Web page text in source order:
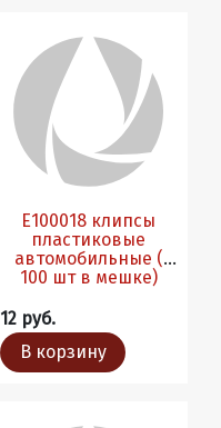
Е100018 клипсы
пластиковые
автомобильные (
100 шт в мешке)
12 руб.
В корзину